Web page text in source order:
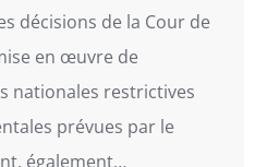
décisions de la Cour de
en œuvre de
nationales restrictives
prévues par le
également…